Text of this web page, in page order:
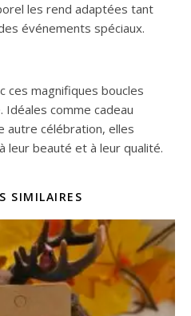
les rend adaptées tant
événements spéciaux.
ces magnifiques boucles
Idéales comme cadeau
autre célébration, elles
leur beauté et à leur qualité.
SIMILAIRES